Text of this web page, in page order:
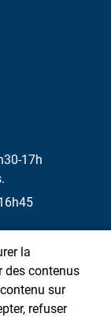
17h
la
des contenus
sur
refuser